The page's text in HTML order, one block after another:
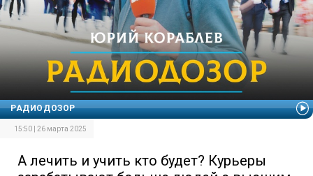
РАДИОДОЗОР
15:50 | 26 марта 2025
А лечить и учить кто будет? Курьеры